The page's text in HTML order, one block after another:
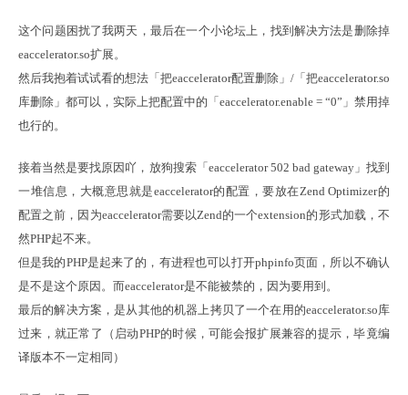
这个问题困扰了我两天，最后在一个小论坛上，找到解决方法是删除掉
eaccelerator.so扩展。
然后我抱着试试看的想法「把eaccelerator配置删除」/「把eaccelerator.so
库删除」都可以，实际上把配置中的「eaccelerator.enable = “0”」禁用掉
也行的。
接着当然是要找原因吖，放狗搜索「eaccelerator 502 bad gateway」找到
一堆信息，大概意思就是eaccelerator的配置，要放在Zend Optimizer的
配置之前，因为eaccelerator需要以Zend的一个extension的形式加载，不
然PHP起不来。
但是我的PHP是起来了的，有进程也可以打开phpinfo页面，所以不确认
是不是这个原因。而eaccelerator是不能被禁的，因为要用到。
最后的解决方案，是从其他的机器上拷贝了一个在用的eaccelerator.so库
过来，就正常了（启动PHP的时候，可能会报扩展兼容的提示，毕竟编
译版本不一定相同）